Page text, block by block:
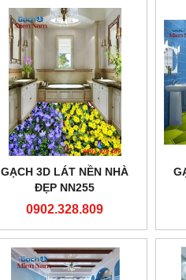
GẠCH 3D LÁT NỀN NHÀ
ĐẸP NN255
0902.328.809